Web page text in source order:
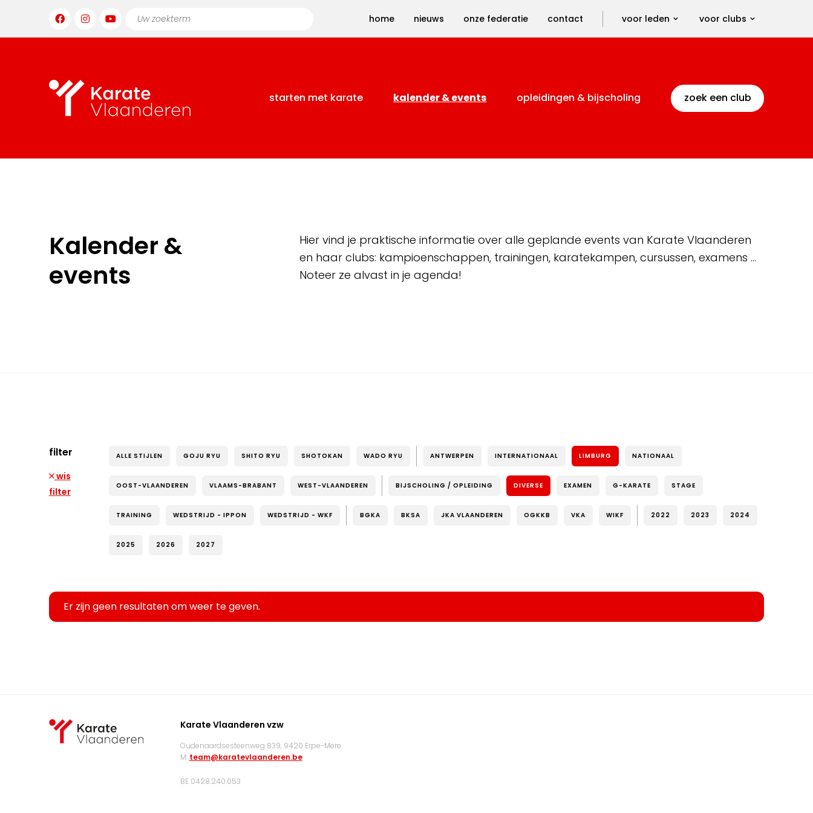
home nieuws onze federatie contact voor leden voor clubs
starten met karate kalender & events opleidingen & bijscholing zoek een club
Kalender &
events
Hier vind je praktische informatie over alle geplande events van Karate Vlaanderen
en haar clubs: kampioenschappen, trainingen, karatekampen, cursussen, examens …
Noteer ze alvast in je agenda!
filter
wis
filter
ALLE STIJLEN GOJU RYU SHITO RYU SHOTOKAN WADO RYU ANTWERPEN INTERNATIONAAL LIMBURG NATIONAAL
OOST-VLAANDEREN VLAAMS-BRABANT WEST-VLAANDEREN BIJSCHOLING / OPLEIDING DIVERSE EXAMEN G-KARATE STAGE
TRAINING WEDSTRIJD - IPPON WEDSTRIJD - WKF BGKA BKSA JKA VLAANDEREN OGKKB VKA WIKF 2022 2023 2024
2025 2026 2027
Er zijn geen resultaten om weer te geven.
Karate Vlaanderen vzw
Oudenaardsesteenweg 839, 9420 Erpe-Mere
M: team@karatevlaanderen.be
BE 0428.240.053